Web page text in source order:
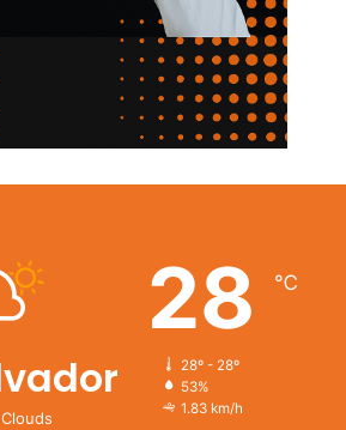
28 ℃
28º - 28º
53%
1.83 km/h